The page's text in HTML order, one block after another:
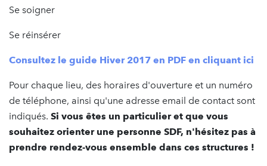
Se soigner
Se réinsérer
Consultez le guide Hiver 2017 en PDF en cliquant ici
Pour chaque lieu, des horaires d'ouverture et un numéro
de téléphone, ainsi qu'une adresse email de contact sont
indiqués. Si vous êtes un particulier et que vous
souhaitez orienter une personne SDF, n'hésitez pas à
prendre rendez-vous ensemble dans ces structures !